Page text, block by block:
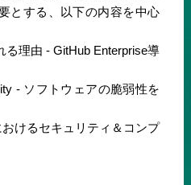
とする、以下の内容を中心
る理由 - GitHub Enterprise導
- ソフトウェアの脆弱性を
けるセキュリティ＆コンプ